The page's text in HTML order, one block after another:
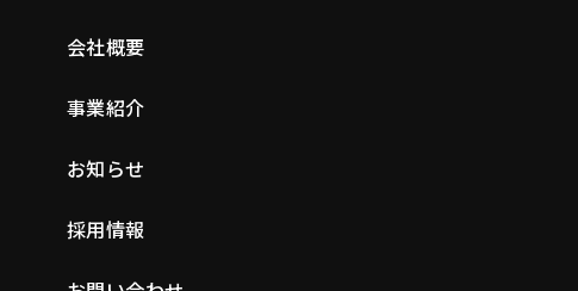
会社概要
事業紹介
お知らせ
採用情報